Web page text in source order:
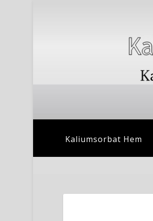
Kaliumsorbat Hem